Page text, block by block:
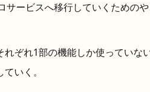
ービスへ移行していくための
ぞれ1部の機能しか使っていな
いく。